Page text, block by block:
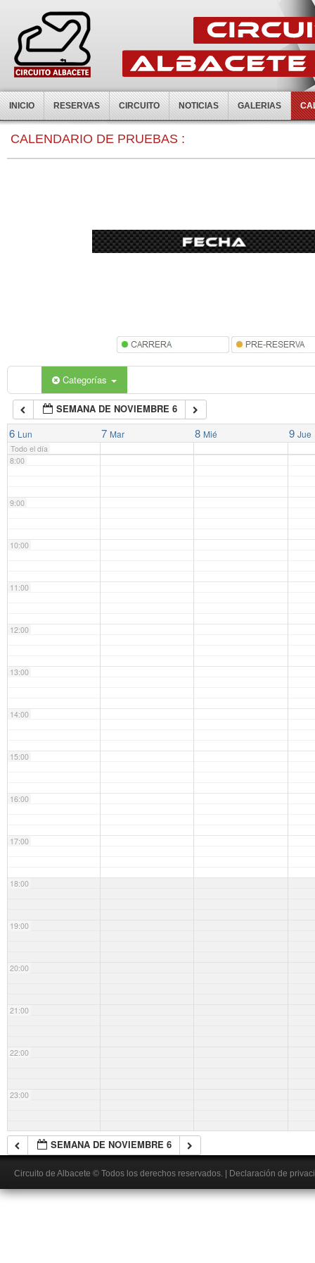
INICIO RESERVAS CIRCUITO NOTICIAS GALERIAS
CALENDARIO DE PRUEBAS :
Categorías
SEMANA DE NOVIEMBRE 6
6 Lun 7 Mar 8 Mié 9 Jue
Todo el día
0:00
7:00
8:00
9:00
10:00
11:00
12:00
13:00
14:00
15:00
16:00
17:00
18:00
19:00
20:00
21:00
22:00
23:00
SEMANA DE NOVIEMBRE 6
Circuito de Albacete © Todos los derechos reservados. Declaración de